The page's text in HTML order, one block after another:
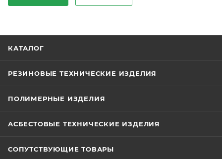
КАТАЛОГ
РЕЗИНОВЫЕ ТЕХНИЧЕСКИЕ ИЗДЕЛИЯ
ПОЛИМЕРНЫЕ ИЗДЕЛИЯ
АСБЕСТОВЫЕ ТЕХНИЧЕСКИЕ ИЗДЕЛИЯ
СОПУТСТВУЮЩИЕ ТОВАРЫ